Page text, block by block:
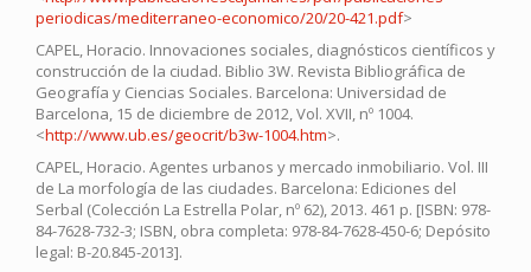
periodicas/mediterraneo-economico/20/20-421.pdf>
CAPEL, Horacio. Innovaciones sociales, diagnósticos científicos y
construcción de la ciudad. Biblio 3W. Revista Bibliográfica de
Geografía y Ciencias Sociales. Barcelona: Universidad de
Barcelona, 15 de diciembre de 2012, Vol. XVII, nº 1004.
<http://www.ub.es/geocrit/b3w-1004.htm>.
CAPEL, Horacio. Agentes urbanos y mercado inmobiliario. Vol. III
de La morfología de las ciudades. Barcelona: Ediciones del
Serbal (Colección La Estrella Polar, nº 62), 2013. 461 p. [ISBN: 978-
84-7628-732-3; ISBN, obra completa: 978-84-7628-450-6; Depósito
legal: B-20.845-2013].